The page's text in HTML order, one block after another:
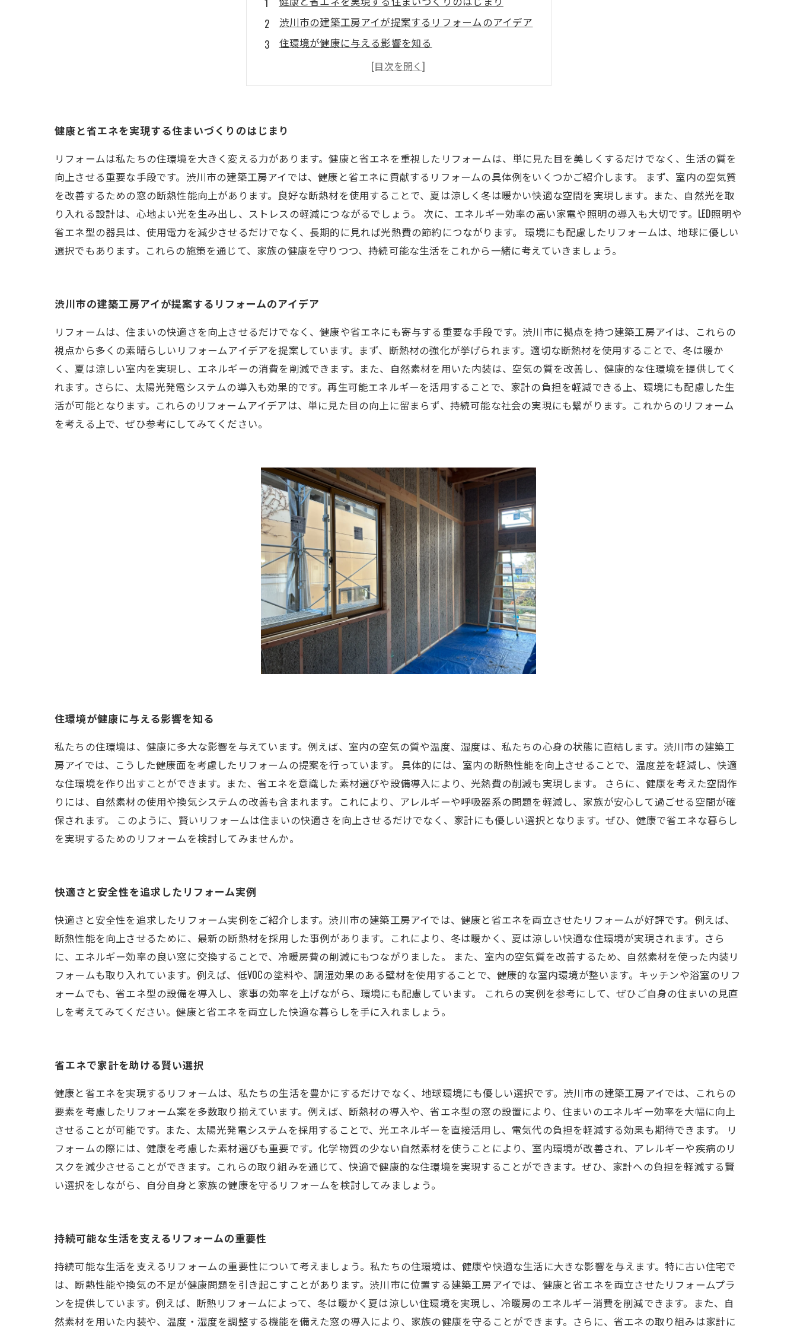
渋川市の建築工房アイが提案するリフォームのアイデア
住環境が健康に与える影響を知る
快適さと安全性を追求したリフォーム実例
省エネで家計を助ける賢い選択
健康と環境を考えた未来の住まいを手に入れよう
健康と省エネを実現する住まいづくりのはじまり
リフォームは私たちの住環境を大きく変える力があります。健康と省エネを重視したリフォームは、単に見た目を美しくするだけでなく、生活の質を
向上させる重要な手段です。渋川市の建築工房アイでは、健康と省エネに貢献するリフォームの具体例をいくつかご紹介します。 まず、室内の空気質
を改善するための窓の断熱性能向上があります。良好な断熱材を使用することで、夏は涼しく冬は暖かい快適な空間を実現します。また、自然光を取
り入れる設計は、心地よい光を生み出し、ストレスの軽減につながるでしょう。 次に、エネルギー効率の高い家電や照明の導入も大切です。LED照明や
省エネ型の器具は、使用電力を減少させるだけでなく、長期的に見れば光熱費の節約につながります。 環境にも配慮したリフォームは、地球に優しい
選択でもあります。これらの施策を通じて、家族の健康を守りつつ、持続可能な生活をこれから一緒に考えていきましょう。
渋川市の建築工房アイが提案するリフォームのアイデア
リフォームは、住まいの快適さを向上させるだけでなく、健康や省エネにも寄与する重要な手段です。渋川市に拠点を持つ建築工房アイは、これらの
視点から多くの素晴らしいリフォームアイデアを提案しています。まず、断熱材の強化が挙げられます。適切な断熱材を使用することで、冬は暖か
く、夏は涼しい室内を実現し、エネルギーの消費を削減できます。また、自然素材を用いた内装は、空気の質を改善し、健康的な住環境を提供してく
れます。さらに、太陽光発電システムの導入も効果的です。再生可能エネルギーを活用することで、家計の負担を軽減できる上、環境にも配慮した生
活が可能となります。これらのリフォームアイデアは、単に見た目の向上に留まらず、持続可能な社会の実現にも繋がります。これからのリフォーム
を考える上で、ぜひ参考にしてみてください。
住環境が健康に与える影響を知る
私たちの住環境は、健康に多大な影響を与えています。例えば、室内の空気の質や温度、湿度は、私たちの心身の状態に直結します。渋川市の建築工
房アイでは、こうした健康面を考慮したリフォームの提案を行っています。 具体的には、室内の断熱性能を向上させることで、温度差を軽減し、快適
な住環境を作り出すことができます。また、省エネを意識した素材選びや設備導入により、光熱費の削減も実現します。 さらに、健康を考えた空間作
りには、自然素材の使用や換気システムの改善も含まれます。これにより、アレルギーや呼吸器系の問題を軽減し、家族が安心して過ごせる空間が確
保されます。 このように、賢いリフォームは住まいの快適さを向上させるだけでなく、家計にも優しい選択となります。ぜひ、健康で省エネな暮らし
を実現するためのリフォームを検討してみませんか。
快適さと安全性を追求したリフォーム実例
快適さと安全性を追求したリフォーム実例をご紹介します。渋川市の建築工房アイでは、健康と省エネを両立させたリフォームが好評です。例えば、
断熱性能を向上させるために、最新の断熱材を採用した事例があります。これにより、冬は暖かく、夏は涼しい快適な住環境が実現されます。さら
に、エネルギー効率の良い窓に交換することで、冷暖房費の削減にもつながりました。 また、室内の空気質を改善するため、自然素材を使った内装リ
フォームも取り入れています。例えば、低VOCの塗料や、調湿効果のある壁材を使用することで、健康的な室内環境が整います。キッチンや浴室のリフ
ォームでも、省エネ型の設備を導入し、家事の効率を上げながら、環境にも配慮しています。 これらの実例を参考にして、ぜひご自身の住まいの見直
しを考えてみてください。健康と省エネを両立した快適な暮らしを手に入れましょう。
省エネで家計を助ける賢い選択
健康と省エネを実現するリフォームは、私たちの生活を豊かにするだけでなく、地球環境にも優しい選択です。渋川市の建築工房アイでは、これらの
要素を考慮したリフォーム案を多数取り揃えています。例えば、断熱材の導入や、省エネ型の窓の設置により、住まいのエネルギー効率を大幅に向上
させることが可能です。また、太陽光発電システムを採用することで、光エネルギーを直接活用し、電気代の負担を軽減する効果も期待できます。 リ
フォームの際には、健康を考慮した素材選びも重要です。化学物質の少ない自然素材を使うことにより、室内環境が改善され、アレルギーや疾病のリ
スクを減少させることができます。これらの取り組みを通じて、快適で健康的な住環境を実現することができます。ぜひ、家計への負担を軽減する賢
い選択をしながら、自分自身と家族の健康を守るリフォームを検討してみましょう。
持続可能な生活を支えるリフォームの重要性
持続可能な生活を支えるリフォームの重要性について考えましょう。私たちの住環境は、健康や快適な生活に大きな影響を与えます。特に古い住宅で
は、断熱性能や換気の不足が健康問題を引き起こすことがあります。渋川市に位置する建築工房アイでは、健康と省エネを両立させたリフォームプラ
ンを提供しています。例えば、断熱リフォームによって、冬は暖かく夏は涼しい住環境を実現し、冷暖房のエネルギー消費を削減できます。また、自
然素材を用いた内装や、温度・湿度を調整する機能を備えた窓の導入により、家族の健康を守ることができます。さらに、省エネの取り組みは家計に